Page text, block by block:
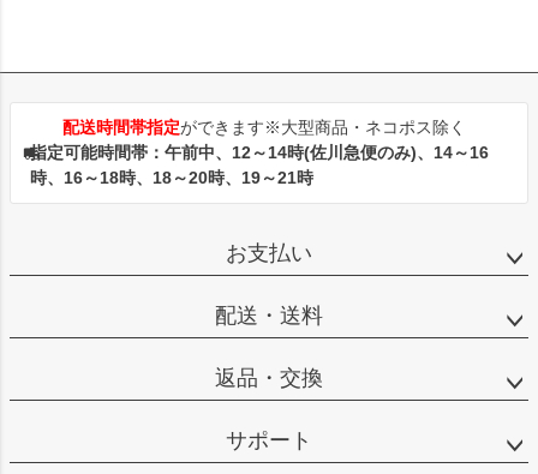
配送時間帯指定ができます※大型商品・ネコポス除く
指定可能時間帯：午前中、12～14時(佐川急便のみ)、14～16
時、16～18時、18～20時、19～21時
お支払い
配送・送料
返品・交換
サポート